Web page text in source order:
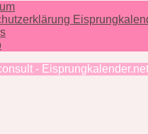
- Eisprungkalender.net